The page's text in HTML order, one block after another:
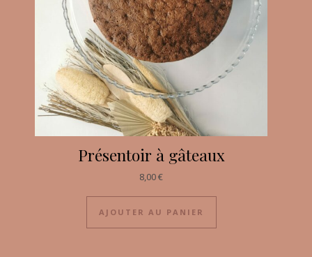
Présentoir à gâteaux
8,00€
AJOUTER AU PANIER